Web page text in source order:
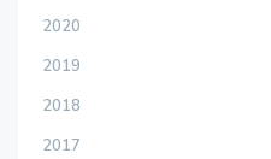
2020
2019
2018
2017